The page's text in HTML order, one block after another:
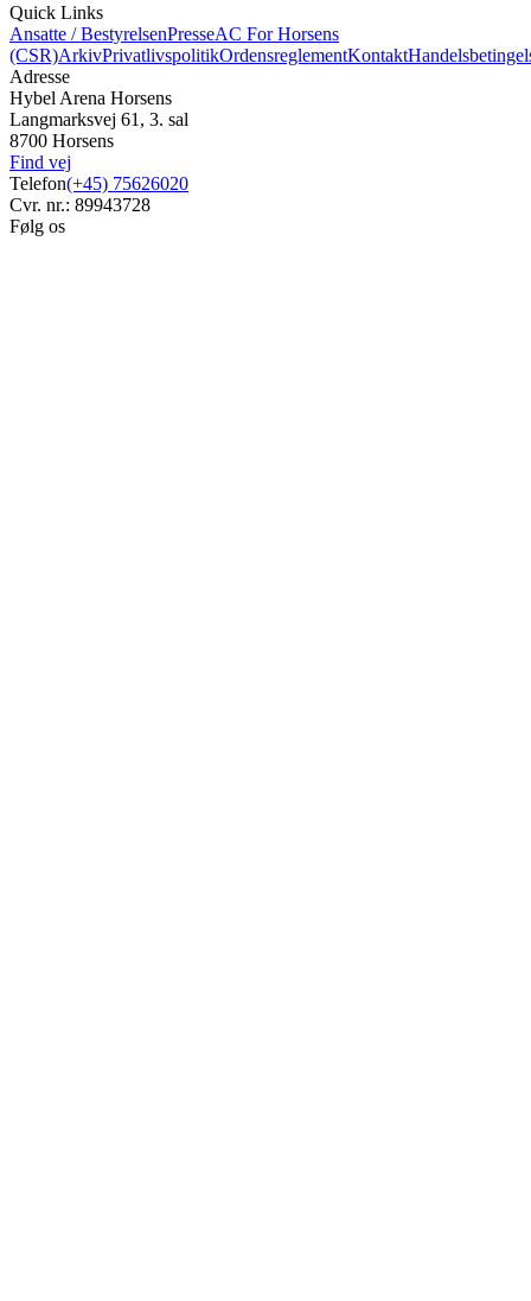
Quick Links
Ansatte / BestyrelsenPresseAC For Horsens
(CSR)ArkivPrivatlivspolitikOrdensreglementKontakt
Adresse
Hybel Arena Horsens
Langmarksvej 61, 3. sal
8700 Horsens
Find vej
Telefon(+45) 75626020
Cvr. nr.: 89943728
Følg os